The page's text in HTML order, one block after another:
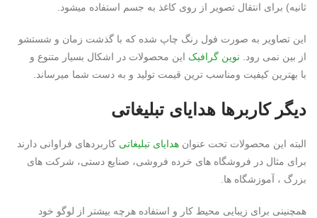
ثانیه) برای انتقال تصویر از روی کاغذ به جسم استفاده میشود.
این تصاویر به صورت فول رنگ چاپ شده که با گذشت زمان و شستشو
از بین نمی رود. نوین گرافیک این محصولات در اشکال بسیار متنوع و
با بهترین کیفیت ومناسب ترین قیمت تولید و به دست شما میرساند.
دیگر کاربرها هدایای تبلیغاتی
البته این محصولات تحت عنوان هدایای تبلیغاتی کاربردهای فراوانی دارند
برای مثال در فروشگاه های خرده فروشی، صنایع دستی، شرکت های
بزرگ ، آموزشگاه ها.
همچنینی برای زیبایی محیط کار و استفاده هرچه بیشتر از لوگو خود